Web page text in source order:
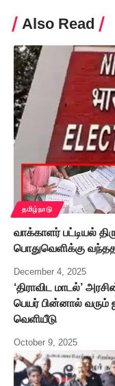
Also Read
தமிழ்நாடு
வாக்காளர் பட்டியல்
பொதுவெளிக்கு
December 4, 2025
‘திராவிட மாடல்’
பெயர் பின்னால்
வெளியீடு
October 9, 2025